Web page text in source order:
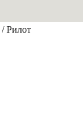
/ Рилот